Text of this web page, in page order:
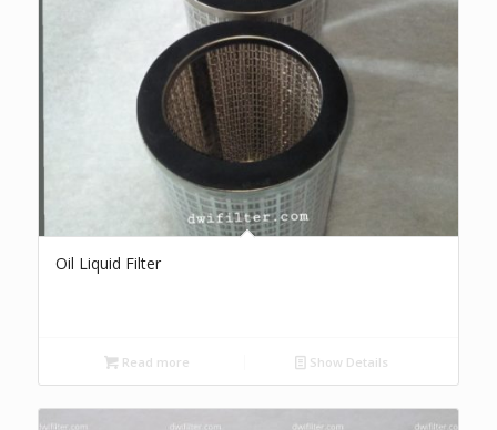
Oil Liquid Filter
Read more Show Details